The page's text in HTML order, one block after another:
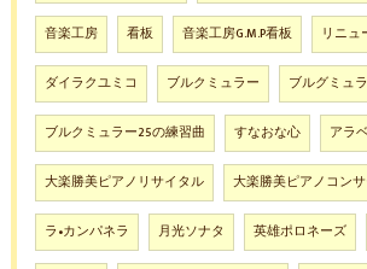
音楽工房 看板 音楽工房G.M.P看板 リニュ
ダイラクユミコ ブルクミュラー ブルグミュ
ブルクミュラー25の練習曲 すなおな心 アラ
大楽勝美ピアノリサイタル 大楽勝美ピアノコン
ラ•カンパネラ 月光ソナタ 英雄ポロネーズ